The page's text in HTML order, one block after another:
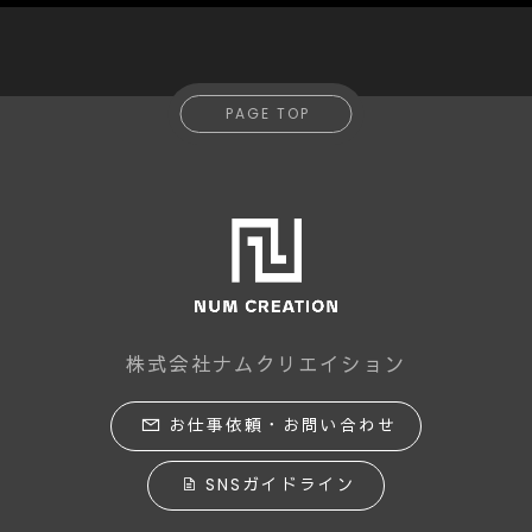
PAGE TOP
株式会社ナムクリエイション
お仕事依頼・お問い合わせ
SNSガイドライン